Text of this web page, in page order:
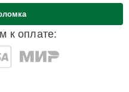
к оплате: